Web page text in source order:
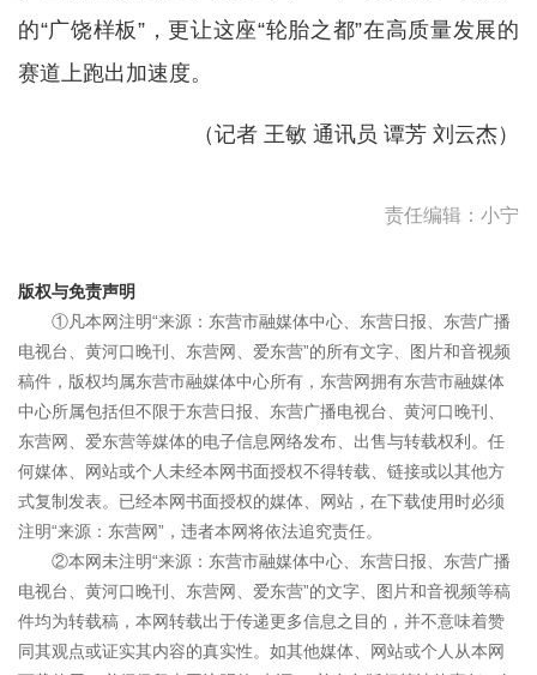
的“广饶样板”，更让这座“轮胎之都”在高质量发展的
赛道上跑出加速度。
（记者 王敏 通讯员 谭芳 刘云杰）
责任编辑：小宁
版权与免责声明
①凡本网注明“来源：东营市融媒体中心、东营日报、东营广播
电视台、黄河口晚刊、东营网、爱东营”的所有文字、图片和音视频
稿件，版权均属东营市融媒体中心所有，东营网拥有东营市融媒体
中心所属包括但不限于东营日报、东营广播电视台、黄河口晚刊、
东营网、爱东营等媒体的电子信息网络发布、出售与转载权利。任
何媒体、网站或个人未经本网书面授权不得转载、链接或以其他方
式复制发表。已经本网书面授权的媒体、网站，在下载使用时必须
注明“来源：东营网”，违者本网将依法追究责任。
②本网未注明“来源：东营市融媒体中心、东营日报、东营广播
电视台、黄河口晚刊、东营网、爱东营”的文字、图片和音视频等稿
件均为转载稿，本网转载出于传递更多信息之目的，并不意味着赞
同其观点或证实其内容的真实性。如其他媒体、网站或个人从本网